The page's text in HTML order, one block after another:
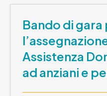
Bando di gara
Assistenza
ad anziani e